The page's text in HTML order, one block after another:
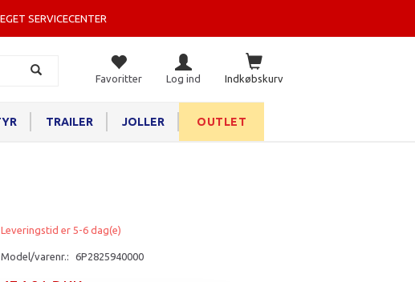
EGET SERVICECENTER
Indkøbskurv
Favoritter Log ind
TRAILER JOLLER OUTLET
Leveringstid er 5-6 dag(e)
Model/varenr.: 6P2825940000